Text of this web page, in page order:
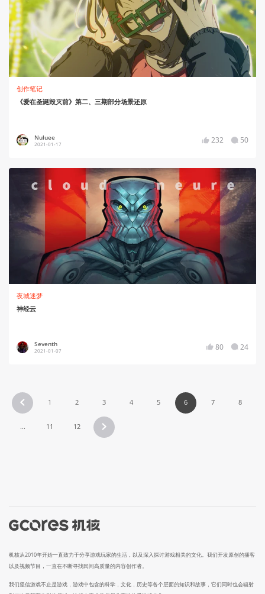
创作笔记
《爱在圣诞毁灭前》第二、三期部分场景还原
Nuluee
2021-01-17 232 50
夜城迷梦
神经云
Seventh
2021-01-07 80 24
1 2 3 4 5 6 7 8
... 11 12
机核从2010年开始一直致力于分享游戏玩家的生活，以及深入探讨游戏相关的文化。我们开发原创的播客
以及视频节目，一直在不断寻找民间高质量的内容创作者。
我们坚信游戏不止是游戏，游戏中包含的科学，文化，历史等各个层面的知识和故事，它们同时也会辐射